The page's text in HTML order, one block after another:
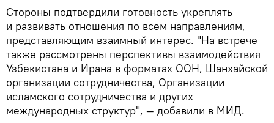
Стороны подтвердили готовность укреплять
и развивать отношения по всем направлениям,
представляющим взаимный интерес. "На встрече
также рассмотрены перспективы взаимодействия
Узбекистана и Ирана в форматах ООН, Шанхайской
организации сотрудничества, Организации
исламского сотрудничества и других
международных структур", — добавили в МИД.